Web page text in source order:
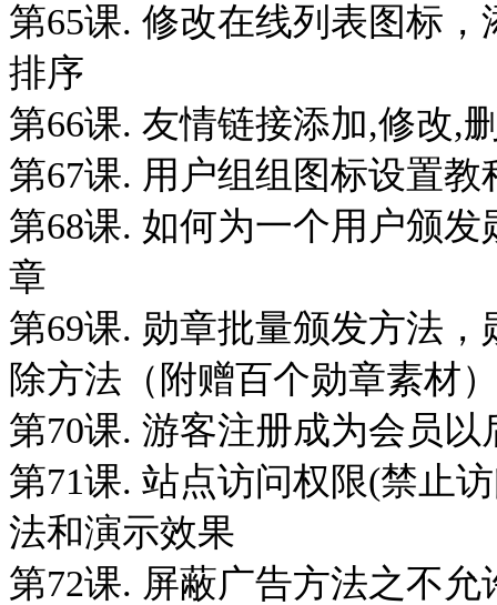
第65课. 修改在线列表图标
排序
第66课. 友情链接添加,修改,
第67课. 用户组组图标设置教
第68课. 如何为一个用户颁
章
第69课. 勋章批量颁发方法
除方法（附赠百个勋章素材
第70课. 游客注册成为会员
第71课. 站点访问权限(禁止
法和演示效果
第72课. 屏蔽广告方法之不